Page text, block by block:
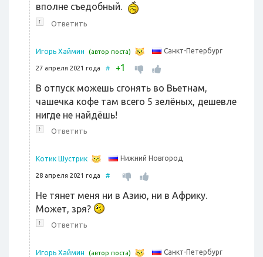
вполне съедобный.
↑ Ответить
Игорь Хаймин (автор поста) Санкт-Петербург
27 апреля 2021 года # +1
В отпуск можешь сгонять во Вьетнам,
чашечка кофе там всего 5 зелёных, дешевле
нигде не найдёшь!
↑ Ответить
Котик Шустрик Нижний Новгород
28 апреля 2021 года #
Не тянет меня ни в Азию, ни в Африку.
Может, зря?
↑ Ответить
Игорь Хаймин (автор поста) Санкт-Петербург